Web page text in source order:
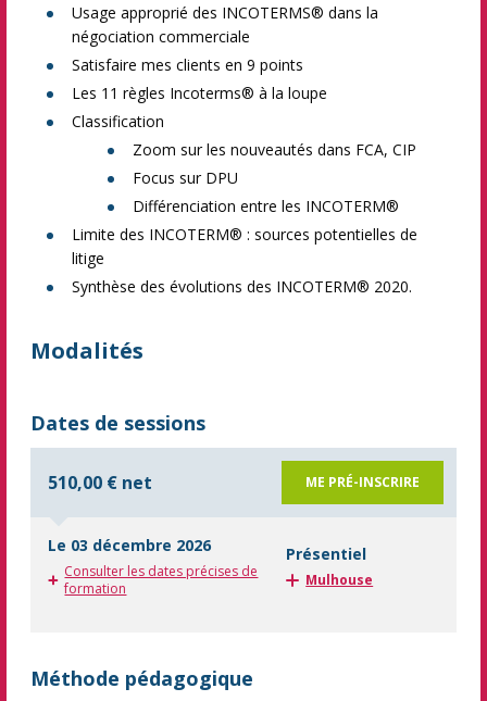
Usage approprié des INCOTERMS® dans la
négociation commerciale
Satisfaire mes clients en 9 points
Les 11 règles Incoterms® à la loupe
Classification
Zoom sur les nouveautés dans FCA, CIP
Focus sur DPU
Différenciation entre les INCOTERM®
Limite des INCOTERM® : sources potentielles de
litige
Synthèse des évolutions des INCOTERM® 2020.
Modalités
Dates de sessions
Le 03 décembre 2026
Consulter les dates précises de
formation
Présentiel
Mulhouse
510,00 € net ME PRÉ-INSCRIRE
Méthode pédagogique